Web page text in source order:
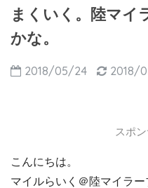
まくいく。陸マイ
かな。
2018/05/24 2018/
スポ
こんにちは。
マイルらいく＠陸マイラー